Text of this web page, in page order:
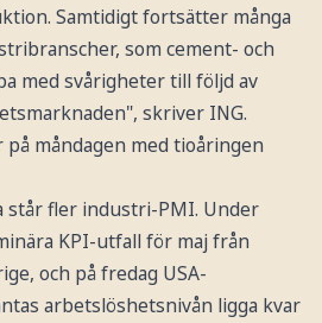
Samtidigt fortsätter många
som cement- och
med svårigheter till följd av
skriver ING.
måndagen med tioåringen
står fler industri-PMI. Under
KPI-utfall för maj från
och på fredag USA-
arbetslöshetsnivån ligga kvar